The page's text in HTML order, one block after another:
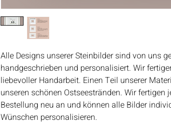
Alle Designs unserer Steinbilder sind von uns
handgeschrieben und personalisiert. Wir
liebevoller Handarbeit. Einen Teil unserer
unseren schönen Ostseestränden. Wir fertigen
Bestellung neu an und können alle Bilder
Wünschen personalisieren.